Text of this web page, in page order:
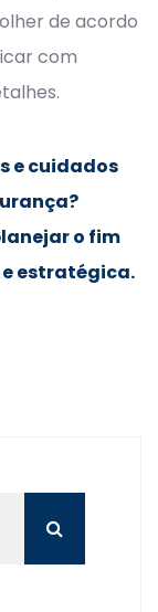
de acordo
com
e cuidados
o fim
estratégica.